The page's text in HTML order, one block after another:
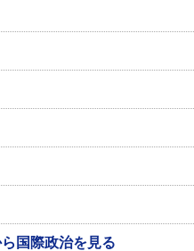
国際政治を見る